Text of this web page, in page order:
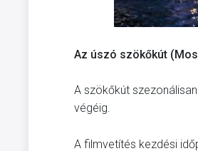
Az úszó szökőkút
A szökőkút
végéig.
A filmvetítés kezdési